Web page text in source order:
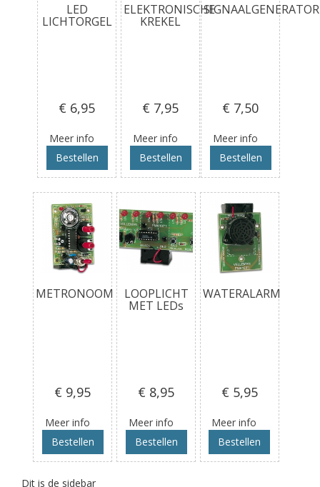
LED
LICHTORGEL
€ 6,95
Meer info
Bestellen
ELEKTRONISCHE
KREKEL
€ 7,95
Meer info
Bestellen
SIGNAALGENERATOR
€ 7,50
Meer info
Bestellen
METRONOOM
€ 9,95
Meer info
Bestellen
LOOPLICHT
MET LEDs
€ 8,95
Meer info
Bestellen
WATERALARM
€ 5,95
Meer info
Bestellen
Dit is de sidebar